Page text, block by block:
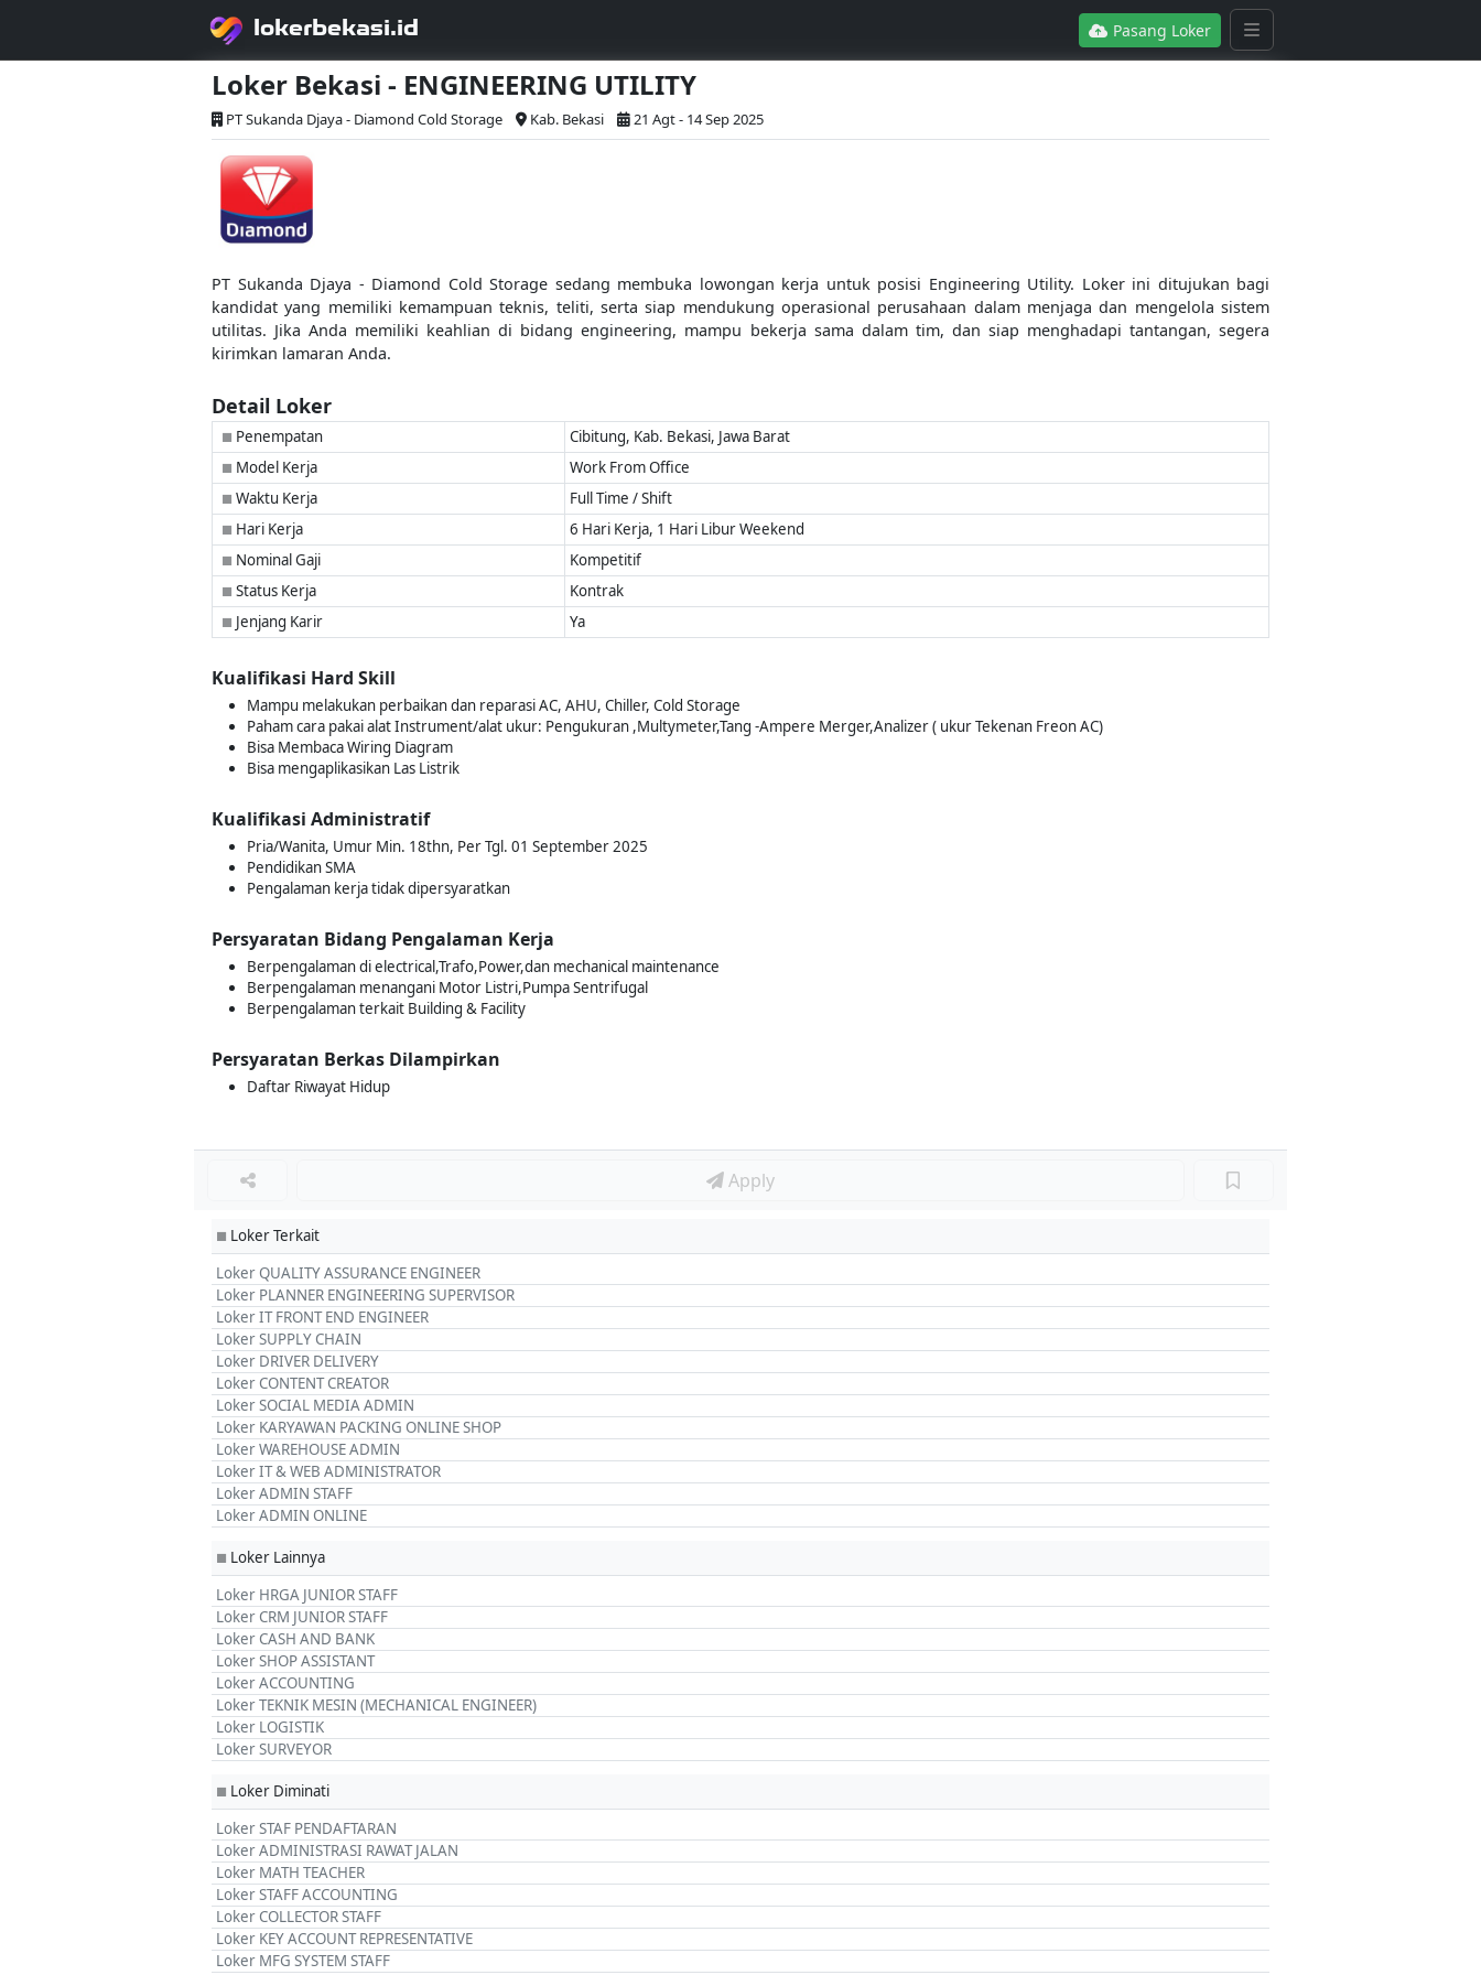
lokerbekasi.id Pasang Loker
Loker Bekasi - ENGINEERING UTILITY
PT Sukanda Djaya - Diamond Cold Storage Kab. Bekasi 21 Agt - 14 Sep 2025
PT Sukanda Djaya - Diamond Cold Storage sedang membuka lowongan kerja untuk posisi Engineering Utility. Loker ini ditujukan bagi
kandidat yang memiliki kemampuan teknis, teliti, serta siap mendukung operasional perusahaan dalam menjaga dan mengelola sistem
utilitas. Jika Anda memiliki keahlian di bidang engineering, mampu bekerja sama dalam tim, dan siap menghadapi tantangan, segera
kirimkan lamaran Anda.
Detail Loker
■ Penempatan Cibitung, Kab. Bekasi, Jawa Barat
■ Model Kerja Work From Office
■ Waktu Kerja Full Time / Shift
■ Hari Kerja 6 Hari Kerja, 1 Hari Libur Weekend
■ Nominal Gaji Kompetitif
■ Status Kerja Kontrak
■ Jenjang Karir Ya
Kualifikasi Hard Skill
Mampu melakukan perbaikan dan reparasi AC, AHU, Chiller, Cold Storage
Paham cara pakai alat Instrument/alat ukur: Pengukuran ,Multymeter,Tang -Ampere Merger,Analizer ( ukur Tekenan Freon AC)
Bisa Membaca Wiring Diagram
Bisa mengaplikasikan Las Listrik
Kualifikasi Administratif
Pria/Wanita, Umur Min. 18thn, Per Tgl. 01 September 2025
Pendidikan SMA
Pengalaman kerja tidak dipersyaratkan
Persyaratan Bidang Pengalaman Kerja
Berpengalaman di electrical,Trafo,Power,dan mechanical maintenance
Berpengalaman menangani Motor Listri,Pumpa Sentrifugal
Berpengalaman terkait Building & Facility
Persyaratan Berkas Dilampirkan
Daftar Riwayat Hidup
Apply
■ Loker Terkait
Loker QUALITY ASSURANCE ENGINEER
Loker PLANNER ENGINEERING SUPERVISOR
Loker IT FRONT END ENGINEER
Loker SUPPLY CHAIN
Loker DRIVER DELIVERY
Loker CONTENT CREATOR
Loker SOCIAL MEDIA ADMIN
Loker KARYAWAN PACKING ONLINE SHOP
Loker WAREHOUSE ADMIN
Loker IT & WEB ADMINISTRATOR
Loker ADMIN STAFF
Loker ADMIN ONLINE
■ Loker Lainnya
Loker HRGA JUNIOR STAFF
Loker CRM JUNIOR STAFF
Loker CASH AND BANK
Loker SHOP ASSISTANT
Loker ACCOUNTING
Loker TEKNIK MESIN (MECHANICAL ENGINEER)
Loker LOGISTIK
Loker SURVEYOR
■ Loker Diminati
Loker STAF PENDAFTARAN
Loker ADMINISTRASI RAWAT JALAN
Loker MATH TEACHER
Loker STAFF ACCOUNTING
Loker COLLECTOR STAFF
Loker KEY ACCOUNT REPRESENTATIVE
Loker MFG SYSTEM STAFF